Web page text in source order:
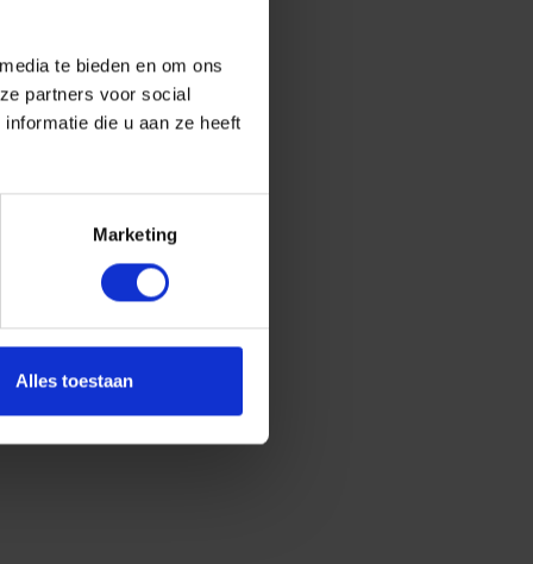
te bieden en om ons
partners voor social
die u aan ze heeft
Marketing
Alles toestaan